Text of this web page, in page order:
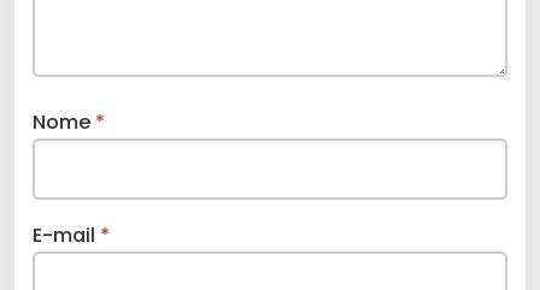
Nome *
E-mail *